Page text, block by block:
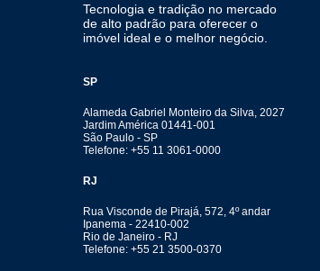
Tecnologia e tradição no mercado
de alto padrão para oferecer o
imóvel ideal e o melhor negócio.
SP
Alameda Gabriel Monteiro da Silva, 2027
Jardim América 01441-001
São Paulo - SP
Telefone: +55 11 3061-0000
RJ
Rua Visconde de Pirajá, 572, 4º andar
Ipanema - 22410-002
Rio de Janeiro - RJ
Telefone: +55 21 3500-0370